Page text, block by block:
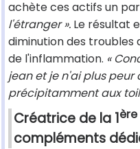
achète ces actifs un
l'étranger ». Le résultat
diminution des troubles
de l'inflammation. «
jean et je n'ai plus peur
précipitamment aux
Créatrice de la 1ère
compléments